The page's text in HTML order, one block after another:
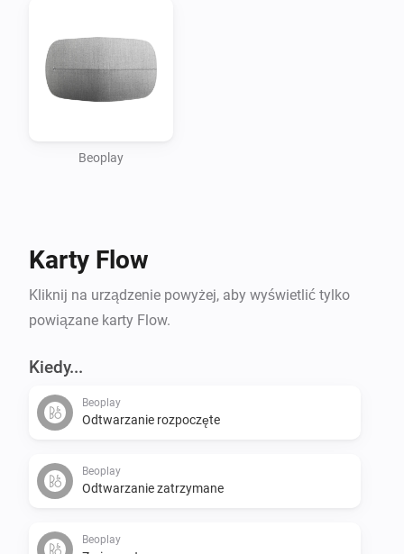
Beoplay
Karty Flow
Kliknij na urządzenie powyżej, aby wyświetlić tylko
powiązane karty Flow.
Kiedy...
Beoplay
Odtwarzanie rozpoczęte
Beoplay
Odtwarzanie zatrzymane
Beoplay